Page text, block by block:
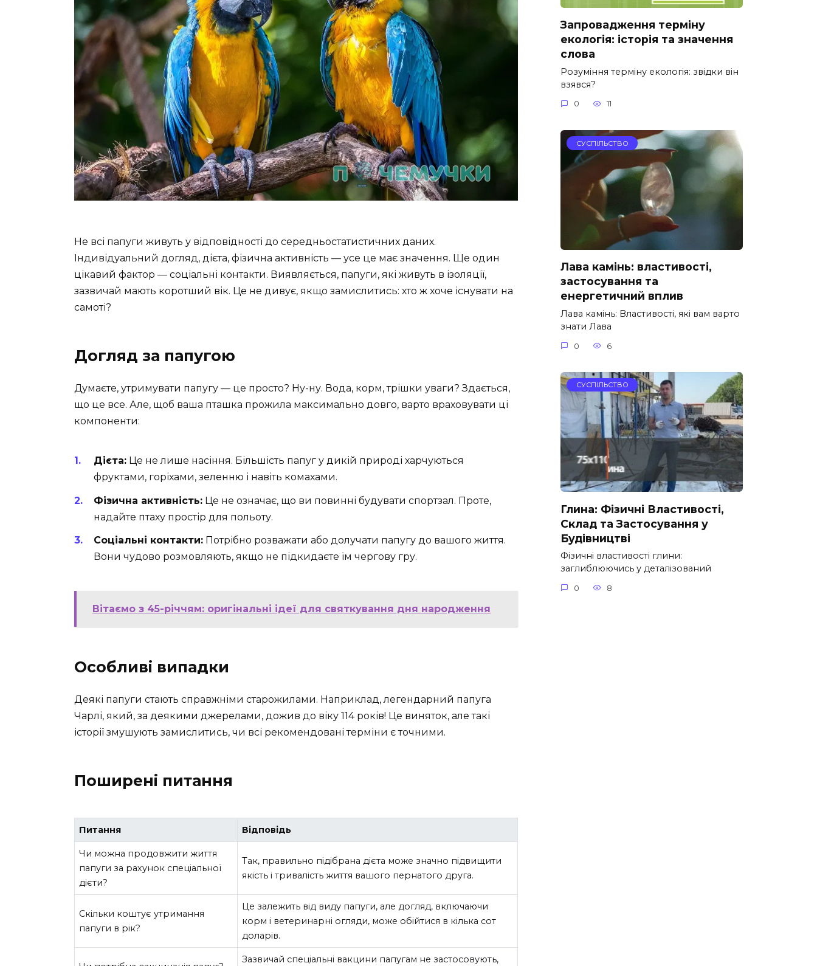
Не всі папуги живуть у відповідності до середньостатистичних даних.
Індивідуальний догляд, дієта, фізична активність — усе це має значення. Ще один
цікавий фактор — соціальні контакти. Виявляється, папуги, які живуть в ізоляції,
зазвичай мають коротший вік. Це не дивує, якщо замислитись: хто ж хоче існувати на
самоті?
Догляд за папугою
Думаєте, утримувати папугу — це просто? Ну-ну. Вода, корм, трішки уваги? Здається,
що це все. Але, щоб ваша пташка прожила максимально довго, варто враховувати ці
компоненти:
Дієта: Це не лише насіння. Більшість папуг у дикій природі харчуються
фруктами, горіхами, зеленню і навіть комахами.
Фізична активність: Це не означає, що ви повинні будувати спортзал. Проте,
надайте птаху простір для польоту.
Соціальні контакти: Потрібно розважати або долучати папугу до вашого життя.
Вони чудово розмовляють, якщо не підкидаєте їм чергову гру.
Вітаємо з 45-річчям: оригінальні ідеї для святкування дня народження
Особливі випадки
Деякі папуги стають справжніми старожилами. Наприклад, легендарний папуга
Чарлі, який, за деякими джерелами, дожив до віку 114 років! Це виняток, але такі
історії змушують замислитись, чи всі рекомендовані терміни є точними.
Поширені питання
Питання Відповідь
Чи можна продовжити життя
папуги за рахунок спеціальної
дієти?
Так, правильно підібрана дієта може значно підвищити
якість і тривалість життя вашого пернатого друга.
Скільки коштує утримання
папуги в рік?
Це залежить від виду папуги, але догляд, включаючи
корм і ветеринарні огляди, може обійтися в кілька сот
доларів.
Зазвичай спеціальні вакцини папугам не застосовують,
Запровадження терміну
екологія: історія та значення
слова
Розуміння терміну екологія: звідки він
взявся?
0 11
СУСПІЛЬСТВО
Лава камінь: властивості,
застосування та
енергетичний вплив
Лава камінь: Властивості, які вам варто
знати Лава
0 6
СУСПІЛЬСТВО
Глина: Фізичні Властивості,
Склад та Застосування у
Будівництві
Фізичні властивості глини:
заглиблюючись у деталізований
0 8